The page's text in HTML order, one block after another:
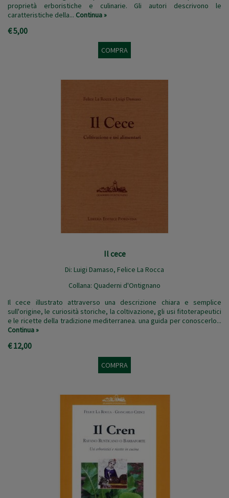
proprietà erboristiche e culinarie. Gli autori descrivono le
caratteristiche della... Continua »
€ 5,00
COMPRA
Il cece
Di: Luigi Damaso, Felice La Rocca
Collana: Quaderni d'Ontignano
Il cece illustrato attraverso una descrizione chiara e semplice
sull'origine, le curiosità storiche, la coltivazione, gli usi fitoterapeutici
e le ricette della tradizione mediterranea. una guida per conoscerlo...
Continua »
€ 12,00
COMPRA